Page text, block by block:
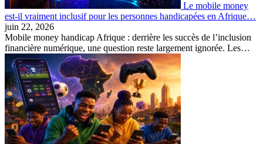
Le mobile money
est-il vraiment inclusif pour les personnes handicapées en Afrique…
juin 22, 2026
Mobile money handicap Afrique : derrière les succès de l’inclusion
financière numérique, une question reste largement ignorée. Les…